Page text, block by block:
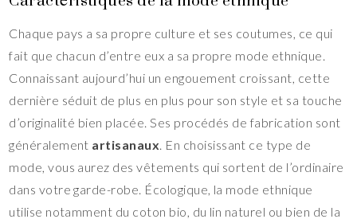
Chaque pays a sa propre culture et ses coutumes, ce qui
fait que chacun d’entre eux a sa propre mode ethnique.
Connaissant aujourd’hui un engouement croissant, cette
dernière séduit de plus en plus pour son style et sa touche
d’originalité bien placée. Ses procédés de fabrication sont
généralement artisanaux. En choisissant ce type de
mode, vous aurez des vêtements qui sortent de l’ordinaire
dans votre garde-robe. Écologique, la mode ethnique
utilise notamment du coton bio, du lin naturel ou bien de la